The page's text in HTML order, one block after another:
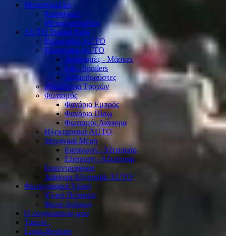
Μοτοσυκλέτες
Καινούριες
Μεταχειρισμένες
AUTO Tuning Parts
Εσωτερικό AUTO
Εξωτερικό AUTO
Αεροτομές - Μάσκες
Lip - Spoilers
Ανεμοθραύστες
Μπουλόνια Τροχών
Φωτισμός
Φανάρια Εμπρός
Φανάρια Πίσω
Φωτισμός Διάφορα
Ηλεκτρονικά AUTO
Μηχανικά Μέρη
Εισαγωγή - Αξεσουάρ
Εξάτμιση - Αξεσουάρ
Εκκεντροφόροι
Διάφορα Αξεσουάρ AUTO
Φωτογραφικό Υλικό
Υλικό Πελατών
Φωτό Αγώνων
Ο λογαριασμός μου
Ταμείο .
Login-Register